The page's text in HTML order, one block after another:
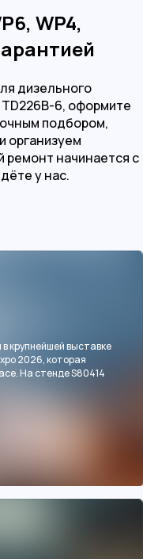
WP4,
дизельного
TD226B-6, оформите
подбором,
организуем
начинается с
у нас.
крупнейшей выставке
2026, которая
На стенде S80414